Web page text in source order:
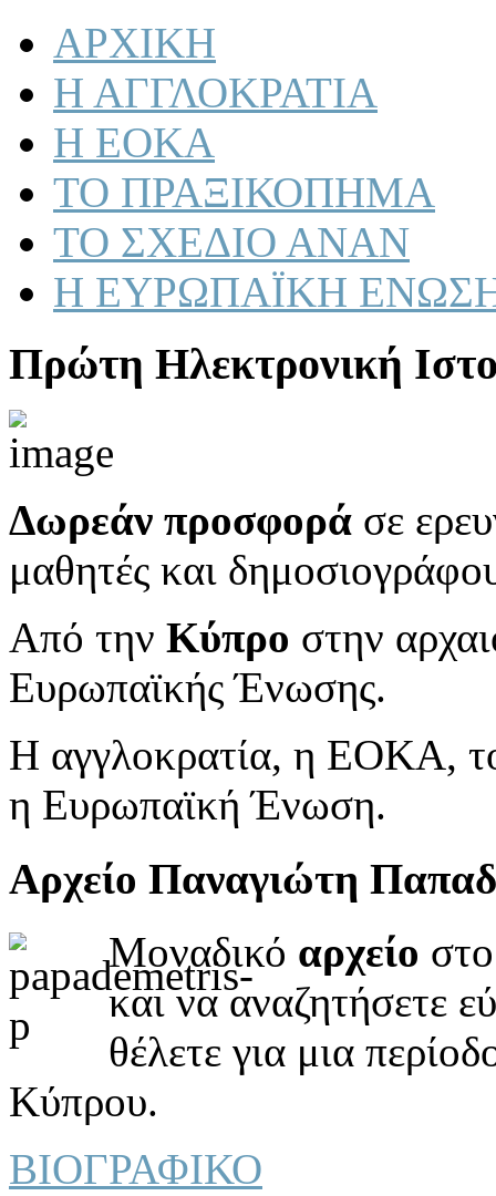
ΑΡΧΙΚΗ
Η ΑΓΓΛΟΚΡΑΤΙΑ
Η ΕΟΚΑ
ΤΟ ΠΡΑΞΙΚΟΠΗΜΑ
ΤΟ ΣΧΕΔΙΟ ΑΝΑΝ
Η ΕΥΡΩΠΑΪΚΗ
Πρώτη Ηλεκτρονική
Δωρεάν προσφορά σε
μαθητές και
Από την Κύπρο στην
Ευρωπαϊκής Ένωσης.
Η αγγλοκρατία, η ΕΟΚΑ,
η Ευρωπαϊκή Ένωση.
Αρχείο Παναγιώτη
Μοναδικό αρχείο
και να αναζητήσετε
θέλετε για μια
Κύπρου.
ΒΙΟΓΡΑΦΙΚΟ